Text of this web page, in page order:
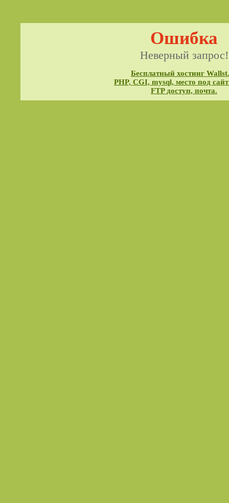
Ошибка
Неверный запрос!
Бесплатный хостинг
PHP, CGI, mysql, место под
FTP доступ, почта.